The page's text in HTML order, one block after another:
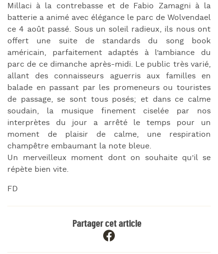
Millaci à la contrebasse et de Fabio Zamagni à la
batterie a animé avec élégance le parc de Wolvendael
ce 4 août passé. Sous un soleil radieux, ils nous ont
offert une suite de standards du song book
américain, parfaitement adaptés à l’ambiance du
parc de ce dimanche après-midi. Le public très varié,
allant des connaisseurs aguerris aux familles en
balade en passant par les promeneurs ou touristes
de passage, se sont tous posés; et dans ce calme
soudain, la musique finement ciselée par nos
interprètes du jour a arrêté le temps pour un
moment de plaisir de calme, une respiration
champêtre embaumant la note bleue.
Un merveilleux moment dont on souhaite qu’il se
répète bien vite.
FD
Partager cet article